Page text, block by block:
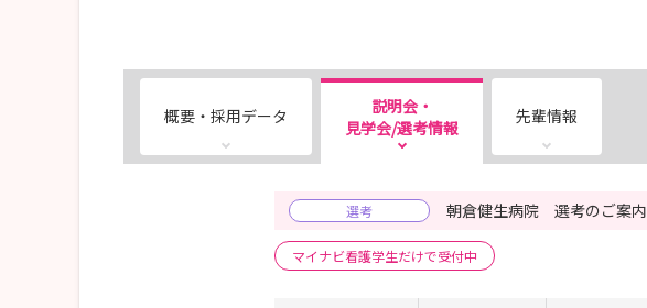
概要・採用データ
説明会・
見学会/選考情報
先輩情報
選考 朝倉健生病院 選考のご案内
マイナビ看護学生だけで受付中